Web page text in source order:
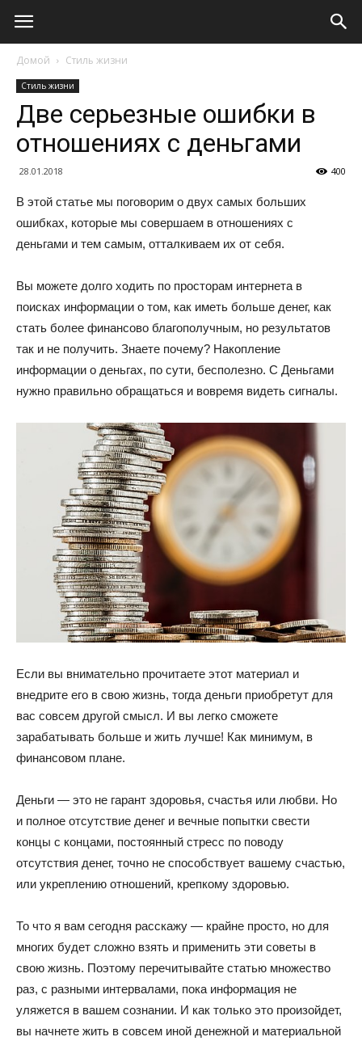
Домой Стиль жизни
Стиль жизни
Две серьезные ошибки в
отношениях с деньгами
28.01.2018 400
В этой статье мы поговорим о двух самых больших
ошибках, которые мы совершаем в отношениях с
деньгами и тем самым, отталкиваем их от себя.
Вы можете долго ходить по просторам интернета в
поисках информации о том, как иметь больше денег, как
стать более финансово благополучным, но результатов
так и не получить. Знаете почему? Накопление
информации о деньгах, по сути, бесполезно. С Деньгами
нужно правильно обращаться и вовремя видеть сигналы.
Если вы внимательно прочитаете этот материал и
внедрите его в свою жизнь, тогда деньги приобретут для
вас совсем другой смысл. И вы легко сможете
зарабатывать больше и жить лучше! Как минимум, в
финансовом плане.
Деньги — это не гарант здоровья, счастья или любви. Но
и полное отсутствие денег и вечные попытки свести
концы с концами, постоянный стресс по поводу
отсутствия денег, точно не способствует вашему счастью,
или укреплению отношений, крепкому здоровью.
То что я вам сегодня расскажу — крайне просто, но для
многих будет сложно взять и применить эти советы в
свою жизнь. Поэтому перечитывайте статью множество
раз, с разными интервалами, пока информация не
уляжется в вашем сознании. И как только это произойдет,
вы начнете жить в совсем иной денежной и материальной